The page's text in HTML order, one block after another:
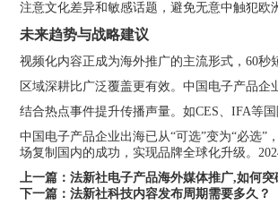
注意文化差异和敏感话题，避免无意中触犯欧
未来趋势与战略建议
视频化内容正成为海外推广的主流形式，60
区域深耕比广泛覆盖更有效。中国电子产品
结合热点事件提升传播声量。如CES、IFA等
中国电子产品企业出海已从“可选”变为“必选
场复制国内的成功，实现品牌全球化升级。
上一篇： 法新社电子产品海外媒体推广,如何
下一篇： 法新社科技内容发布周期需要多久？